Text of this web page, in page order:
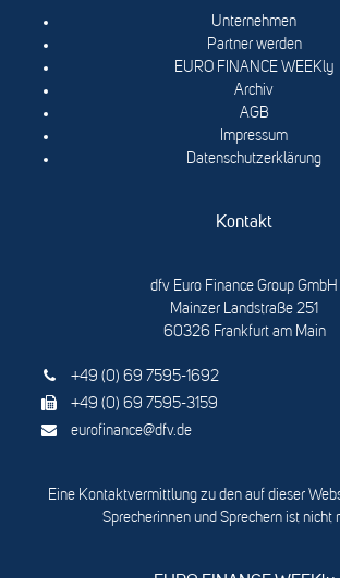
Unternehmen
Partner werden
EURO FINANCE WEEKly
Archiv
AGB
Impressum
Datenschutzerklärung
Kontakt
dfv Euro Finance Group GmbH
Mainzer Landstraße 251
60326 Frankfurt am Main
+49 (0) 69 7595-1692
+49 (0) 69 7595-3159
eurofinance@dfv.de
Eine Kontaktvermittlung zu den auf dieser
Sprecherinnen und Sprechern ist nicht